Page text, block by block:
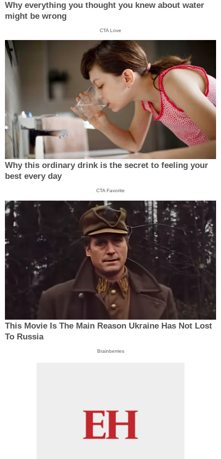
Why everything you thought you knew about water
might be wrong
CTA Love
Why this ordinary drink is the secret to feeling your
best every day
CTA Favorite
This Movie Is The Main Reason Ukraine Has Not Lost
To Russia
Brainberries